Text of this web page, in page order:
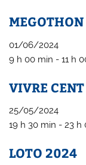
01/06/2024
9 h 00 min - 11 h
VIVRE
25/05/2024
19 h 30 min - 23
LOTO 2024